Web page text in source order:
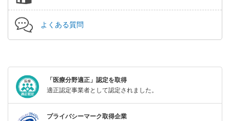
よくある質問
「医療分野適正」認定を取得
適正認定事業者として認定されました。
プライバシーマーク取得企業